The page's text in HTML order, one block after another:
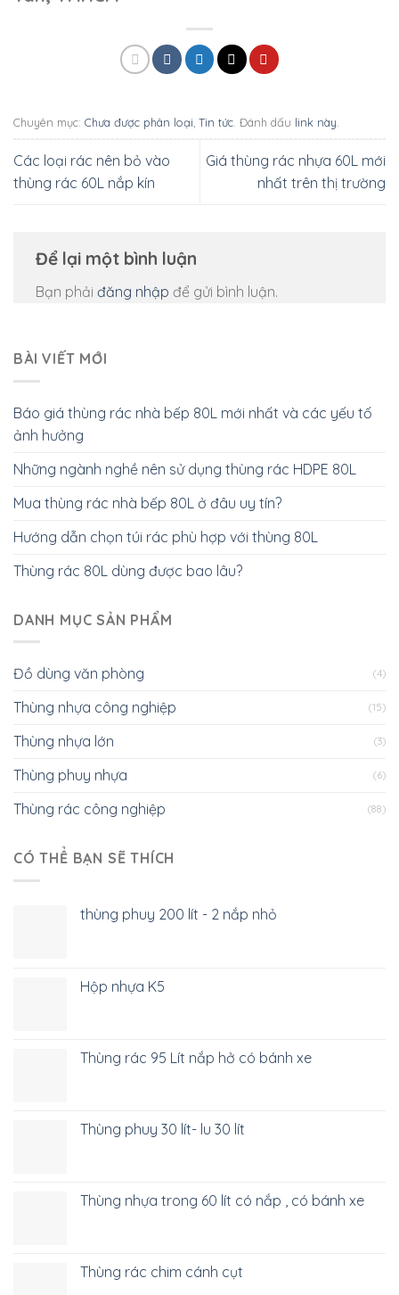
Chuyên mục: Chưa được phân loại Tin tức . Đánh dấu link này
Các loại rác nên bỏ vào
thùng rác 60L nắp kín
Giá thùng rác nhựa 60L mới
nhất trên thị trường
Để lại một bình luận
Bạn phải đăng nhập để gửi bình luận.
BÀI VIẾT MỚI
Báo giá thùng rác nhà bếp 80L mới nhất và các yếu tố
ảnh hưởng
Những ngành nghề nên sử dụng thùng rác HDPE 80L
Mua thùng rác nhà bếp 80L ở đâu uy tín?
Hướng dẫn chọn túi rác phù hợp với thùng 80L
Thùng rác 80L dùng được bao lâu?
DANH MỤC SẢN PHẨM
Đồ dùng văn phòng (4)
Thùng nhựa công nghiệp (15)
Thùng nhựa lớn (3)
Thùng phuy nhựa (6)
Thùng rác công nghiệp (88)
CÓ THỂ BẠN SẼ THÍCH
thùng phuy 200 lít - 2 nắp nhỏ
Hộp nhựa K5
Thùng rác 95 Lít nắp hở có bánh xe
Thùng phuy 30 lít- lu 30 lít
Thùng nhựa trong 60 lít có nắp , có bánh xe
Thùng rác chim cánh cụt